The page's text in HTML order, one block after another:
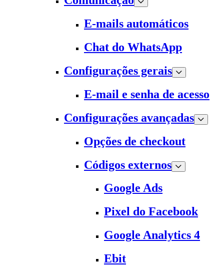
E-mails automáticos
Chat do WhatsApp
Configurações gerais
E-mail e senha de acesso
Configurações avançadas
Opções de checkout
Códigos externos
Google Ads
Pixel do Facebook
Google Analytics 4
Ebit